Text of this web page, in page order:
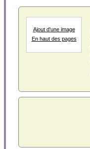
Ajout d'une image
En haut des pages